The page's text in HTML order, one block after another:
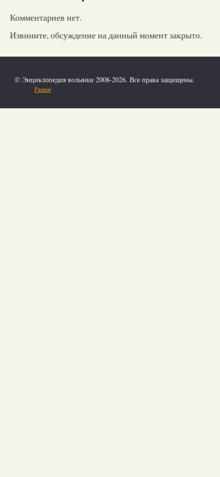
Комментариев нет.
Извините, обсуждение на данный момент закрыто.
© Энциклопедия волынки 2008-2026. Все права защищены.
Разное